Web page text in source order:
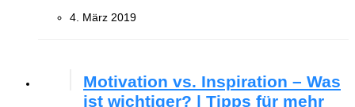
4. März 2019
Motivation vs. Inspiration – Was
ist wichtiger? | Tipps für mehr